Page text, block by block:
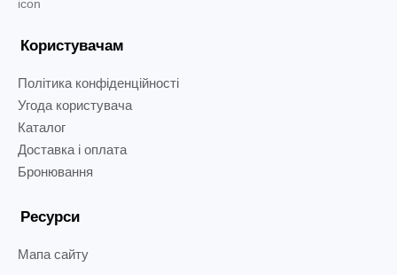
Користувачам
Політика конфіденційності
Угода користувача
Каталог
Доставка і оплата
Бронювання
Ресурси
Мапа сайту